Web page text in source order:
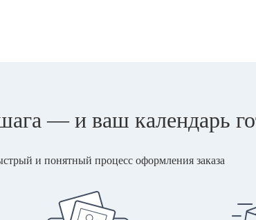
— и ваш календарь
и понятный процесс оформления заказа